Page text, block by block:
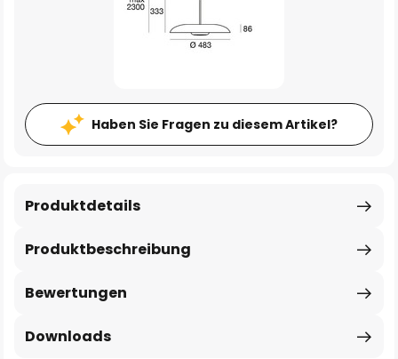
Haben Sie Fragen zu diesem Artikel?
Produktbeschreibung
Produktdetails
Bewertungen
Downloads